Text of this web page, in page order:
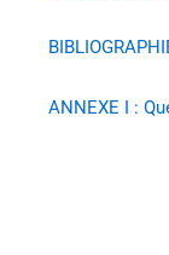
ANNEXE I :